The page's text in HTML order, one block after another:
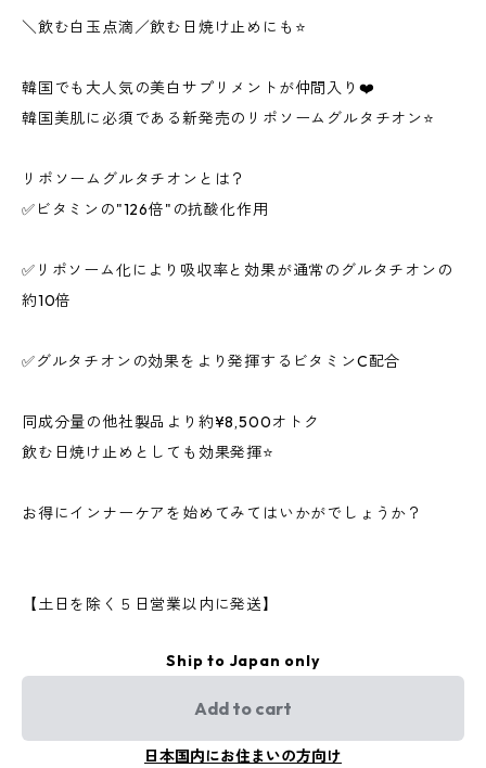
＼飲む白玉点滴／飲む日焼け止めにも⭐
韓国でも大人気の美白サプリメントが仲間入り❤️
韓国美肌に必須である新発売のリポソームグルタチオン⭐
リポソームグルタチオンとは？
✅ビタミンの"126倍"の抗酸化作用
✅リポソーム化により吸収率と効果が通常のグルタチオンの
約10倍
✅グルタチオンの効果をより発揮するビタミンC配合
同成分量の他社製品より約¥8,500オトク
飲む日焼け止めとしても効果発揮⭐
お得にインナーケアを始めてみてはいかがでしょうか？
【土日を除く５日営業以内に発送】
Ship to Japan only
Add to cart
日本国内にお住まいの方向け